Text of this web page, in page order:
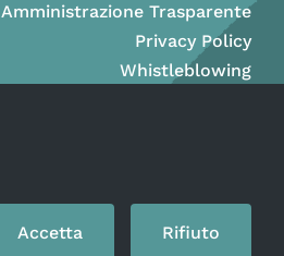
Amministrazione Trasparente
Privacy Policy
Whistleblowing
Accetta Rifiuto